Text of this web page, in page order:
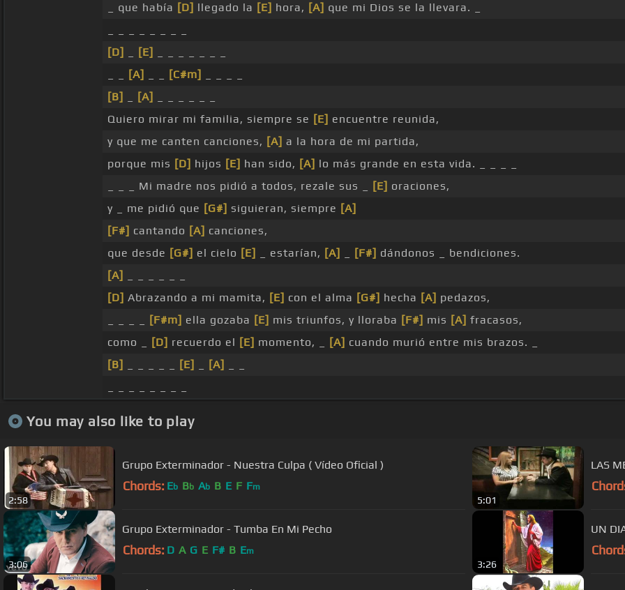
_ que había [D] llegado la [E] hora, [A] que mi Dios se la llevara. _
[D]
[E]
[A] [C#m]
[B]
[A]
Quiero mirar mi familia, siempre se [E] encuentre reunida,
y que me canten canciones, [A] a la hora de mi partida,
porque mis [D] hijos [E] han sido, [A] lo más grande en esta vida. _ _ _ _
_ _ _ Mi madre nos pidió a todos, rezale sus _
[E] oraciones,
y _ me pidió que [G#] siguieran, siempre [A]
[F#] cantando [A] canciones,
que desde [G#] el cielo [E] _ estarían, [A] [F#] dándonos _ bendiciones.
[A]
[D] Abrazando a mi mamita, [E] con el alma [G#] hecha [A] pedazos,
[F#m] ella gozaba [E] mis triunfos, y lloraba [F#] mis [A] fracasos,
como _
[D] recuerdo el [E] momento, _ [A] cuando murió entre mis brazos. _
[B]
[E] [A]
You may also like to play
2:58
Grupo Exterminador - Nuestra Culpa ( Vídeo Oficial )
Chords: Eb Bb Ab B E F Fm
5:01
LAS
3:06
Grupo Exterminador - Tumba En Mi Pecho
Chords: D A G E F# B Em
3:26
UN